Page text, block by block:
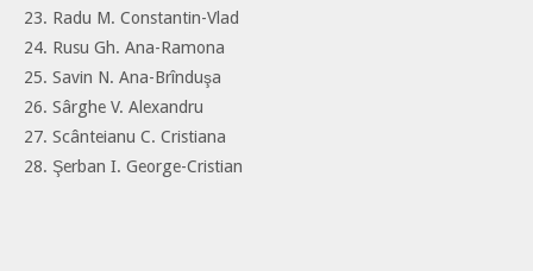
23. Radu M. Constantin-Vlad
24. Rusu Gh. Ana-Ramona
25. Savin N. Ana-Brînduşa
26. Sârghe V. Alexandru
27. Scânteianu C. Cristiana
28. Şerban I. George-Cristian